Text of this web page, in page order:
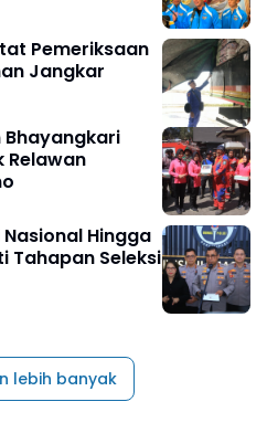
Pemeriksaan
Jangkar
Bhayangkari
Relawan
Hingga
Tahapan Seleksi
lebih banyak